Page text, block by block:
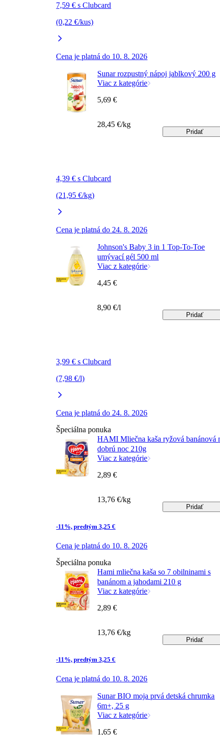
7,59 € s Clubcard
(0,22 €/kus)
Cena je platná do 10. 8. 2026
Sunar rozpustný nápoj jablkový 200 g
Viac z kategórie
4,39 € s Clubcard
(21,95 €/kg)
Cena je platná do 24. 8. 2026
5,69 €
28,45 €/kg
Pridať
Johnson's Baby 3 in 1 Top-To-Toe
umývací gél 500 ml
Viac z kategórie
3,99 € s Clubcard
(7,98 €/l)
Cena je platná do 24. 8. 2026
4,45 €
8,90 €/l
Pridať
Špeciálna ponuka
HAMI Mliečna kaša ryžová banánová
dobrú noc 210g
Viac z kategórie
-11%, predtým 3,25 €
Cena je platná do 10. 8. 2026
2,89 €
13,76 €/kg
Pridať
Špeciálna ponuka
Hami mliečna kaša so 7 obilninami s
banánom a jahodami 210 g
Viac z kategórie
-11%, predtým 3,25 €
Cena je platná do 10. 8. 2026
2,89 €
13,76 €/kg
Pridať
Sunar BIO moja prvá detská chrumka
6m+, 25 g
Viac z kategórie
1,65 €